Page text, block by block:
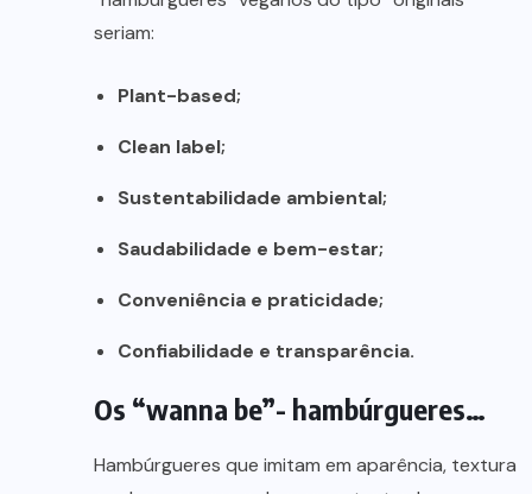
seriam:
Plant-based;
Clean label;
Sustentabilidade ambiental;
Saudabilidade e bem-estar;
Conveniência e praticidade;
Confiabilidade e transparência.
Os “wanna be”- hambúrgueres…
Hambúrgueres que imitam em aparência, textura